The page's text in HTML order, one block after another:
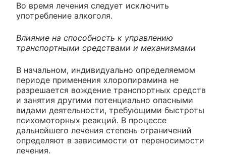
Во время лечения следует исключить
употребление алкоголя.
Влияние на способность к управлению
транспортными средствами и механизмами
В начальном, индивидуально определяемом
периоде применения хлоропирамина не
разрешается вождение транспортных средств
и занятия другими потенциально опасными
видами деятельности, требующими быстроты
психомоторных реакций. В процессе
дальнейшего лечения степень ограничений
определяют в зависимости от переносимости
лечения.